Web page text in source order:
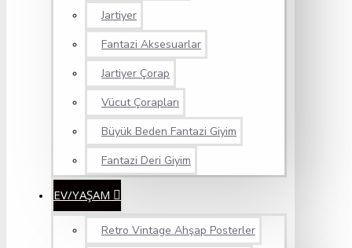
Jartiyer
Fantazi Aksesuarlar
Jartiyer Çorap
Vücut Çorapları
Büyük Beden Fantazi Giyim
Fantazi Deri Giyim
EV/YAŞAM
Retro Vintage Ahşap Posterler